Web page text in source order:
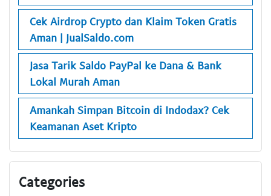
Cek Airdrop Crypto dan Klaim Token Gratis
Aman | JualSaldo.com
Jasa Tarik Saldo PayPal ke Dana & Bank
Lokal Murah Aman
Amankah Simpan Bitcoin di Indodax? Cek
Keamanan Aset Kripto
Categories